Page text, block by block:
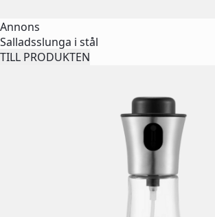
Annons
Salladsslunga i stål
TILL PRODUKTEN